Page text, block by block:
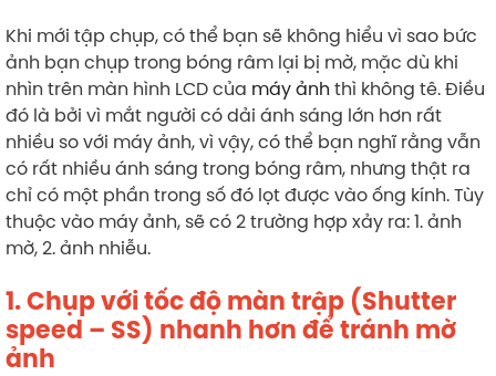
Khi mới tập chụp, có thể bạn sẽ không hiểu vì sao bức
ảnh bạn chụp trong bóng râm lại bị mờ, mặc dù khi
nhìn trên màn hình LCD của máy ảnh thì không tê. Điều
đó là bởi vì mắt người có dải ánh sáng lớn hơn rất
nhiều so với máy ảnh, vì vậy, có thể bạn nghĩ rằng vẫn
có rất nhiều ánh sáng trong bóng râm, nhưng thật ra
chỉ có một phần trong số đó lọt được vào ống kính. Tùy
thuộc vào máy ảnh, sẽ có 2 trường hợp xảy ra: 1. ảnh
mờ, 2. ảnh nhiễu.
1. Chụp với tốc độ màn trập (Shutter
speed – SS) nhanh hơn để tránh mờ
ảnh